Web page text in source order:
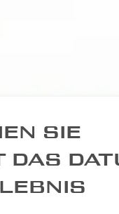
SIE
DAS